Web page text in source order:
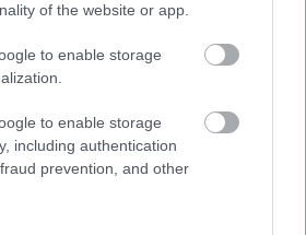
of the website or app.
to enable storage
to enable storage
including authentication
prevention, and other
kis és középvállalati felületén
meg KKV-knak szánt megoldásaikat,
gyakorlatokat, sikertörténeteket.
videós és szöveges
napjaink kihívásaival. Ha pedig ezen a
kkv-megoldásait, lépjen kapcsolatba
is aKKV Trends-en!